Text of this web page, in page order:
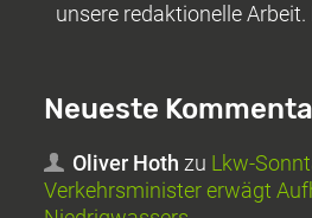
unsere redaktionelle Arbeit.
Neueste
Oliver Hoth zu Lkw-
Verkehrsminister erwägt